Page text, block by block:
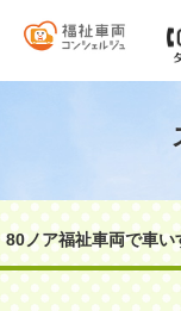
80ノア福祉車両で車